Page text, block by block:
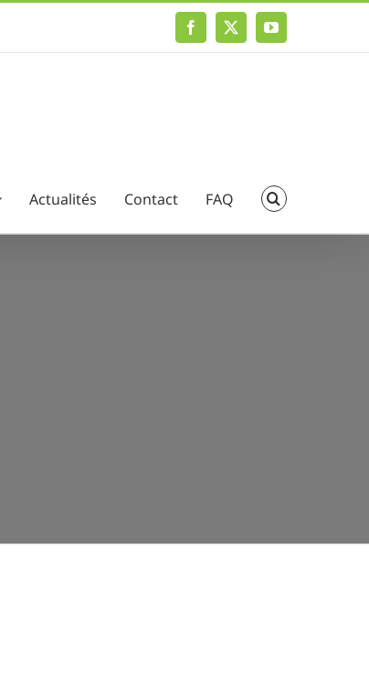
Facebook
X YouTube
Actualités Contact FAQ